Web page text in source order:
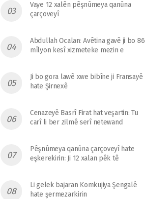
Vaye 12 xalên pêşnûmeya qanûna
çarçoveyî
Abdullah Ocalan: Avêtina gavê ji bo 86
mîlyon kesî xizmeteke mezin e
Ji bo gora lawê xwe bibîne ji Fransayê
hate Şirnexê
Cenazeyê Basrî Firat hat veşartin: Tu
carî li ber zilmê serî netewand
Pêşnûmeya qanûna çarçoveyî hate
eşkerekirin: Ji 12 xalan pêk tê
Li gelek bajaran Komkujiya Şengalê
hate şermezarkirin